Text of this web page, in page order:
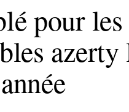
pour les
azerty